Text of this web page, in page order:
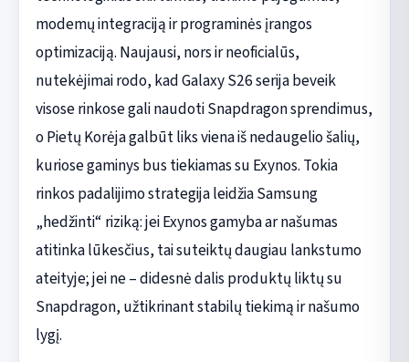
modemų integraciją ir programinės įrangos
optimizaciją. Naujausi, nors ir neoficialūs,
nutekėjimai rodo, kad Galaxy S26 serija beveik
visose rinkose gali naudoti Snapdragon sprendimus,
o Pietų Korėja galbūt liks viena iš nedaugelio šalių,
kuriose gaminys bus tiekiamas su Exynos. Tokia
rinkos padalijimo strategija leidžia Samsung
„hedžinti“ riziką: jei Exynos gamyba ar našumas
atitinka lūkesčius, tai suteiktų daugiau lankstumo
ateityje; jei ne – didesnė dalis produktų liktų su
Snapdragon, užtikrinant stabilų tiekimą ir našumo
lygį.